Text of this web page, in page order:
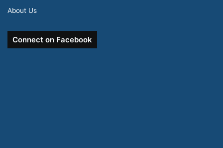
About Us
Connect on Facebook